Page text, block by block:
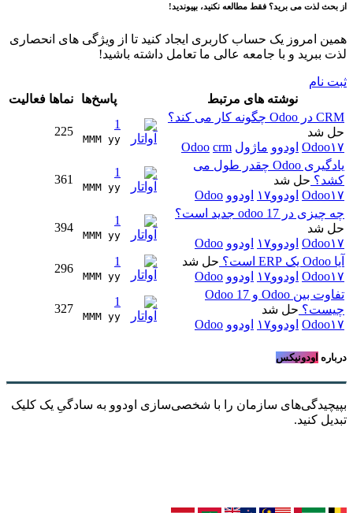
از بحث لذت می برید؟ فقط مطالعه نکنید، بپیوندید!
همین امروز یک حساب کاربری ایجاد کنید تا از ویژگی های انحصاری
لذت ببرید و با جامعه عالی ما تعامل داشته باشید!
ثبت نام
نوشته های مرتبط
پاسخ‌ها نماها فعالیت
CRM در Odoo چگونه کار می کند؟
حل شد
Odoo۱۷ اودوو ماژول Odoo crm
1
MMM yy
225
یادگیری Odoo چقدر طول می
کشد؟ حل شد
Odoo۱۷ اودوو۱۷ اودوو Odoo
1
MMM yy
361
چه چیزی در odoo 17 جدید است؟
حل شد
Odoo۱۷ اودوو۱۷ اودوو Odoo
1
MMM yy
394
آیا Odoo یک ERP است؟
حل شد
Odoo۱۷ اودوو۱۷ اودوو Odoo
1
MMM yy
296
تفاوت بین Odoo و Odoo 17
چیست؟ حل شد
Odoo۱۷ اودوو۱۷ اودوو Odoo
1
MMM yy
327
درباره اودونیکس
بپیچیدگی‌های سازمان را با شخصی‌سازی اودوو به سادگیِ یک کلیک
تبدیل کنید.